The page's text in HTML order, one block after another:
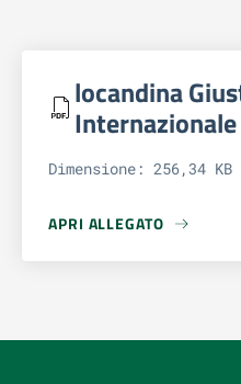
locandina
Internazionale
Dimensione: 256,34 KB
APRI ALLEGATO
APRI ALLEGATO